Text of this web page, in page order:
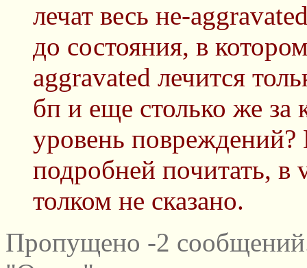
лечат весь не-
до состояния, в
aggravated лечится
бп и еще столько же
уровень
подробней почитать, в
толком не сказано.
Пропущено -2